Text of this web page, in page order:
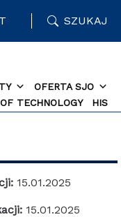
SZUKAJ
OFERTA SJO
TECHNOLOGY
HIS
15.01.2025
15.01.2025